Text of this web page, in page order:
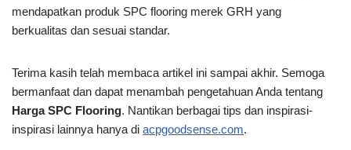
mendapatkan produk SPC flooring merek GRH yang
berkualitas dan sesuai standar.
Terima kasih telah membaca artikel ini sampai akhir. Semoga
bermanfaat dan dapat menambah pengetahuan Anda tentang
Harga SPC Flooring. Nantikan berbagai tips dan inspirasi-
inspirasi lainnya hanya di acpgoodsense.com.